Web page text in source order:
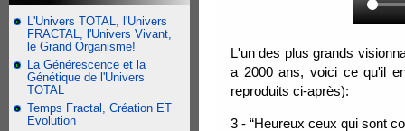
L'Univers TOTAL, l'Univers
FRACTAL, l'Univers Vivant,
le Grand Organisme!
La Générescence et la
Génétique de l'Univers
TOTAL
Temps Fractal, Création ET
Evolution
L'un des plus grands
a 2000 ans, voici ce qu'il
reproduits ci-après):
3 - “Heureux ceux qui sont